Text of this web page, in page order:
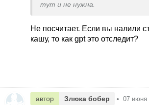
тут и не нужна.
Не посчитает. Если вы налили
кашу, то как gpt это отследит?
автор Злюка бобер • 07 июня